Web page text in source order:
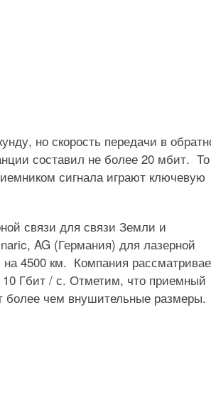
но скорость передачи в
составил не более 20 мбит. То
сигнала играют ключевую
связи для связи Земли и
AG (Германия) для лазерной
4500 км. Компания
10 Гбит / с. Отметим, что приемный
более чем внушительные размеры.